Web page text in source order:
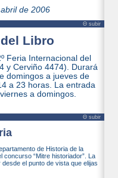
de 2006
Θ subir
Libro
Feria Internacional del
y Cerviño 4474). Durará
domingos a jueves de
a 23 horas. La entrada
a domingos.
Θ subir
de Historia de la
concurso “Mitre historiador”. La
el punto de vista que elijas